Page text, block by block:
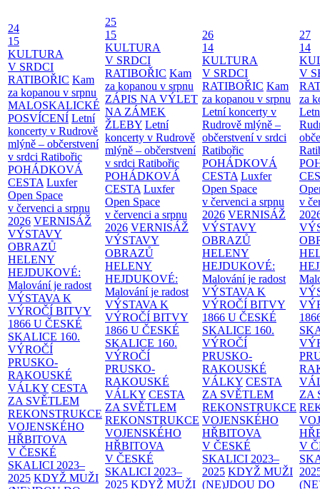
24
15
KULTURA
V SRDCI
RATIBOŘIC Kam
za kopanou v srpnu
MALOSKALICKÉ
POSVÍCENÍ Letní
koncerty v Rudrově
mlýně – občerstvení
v srdci Ratibořic
POHÁDKOVÁ
CESTA Luxfer
Open Space
v červenci a srpnu
2026 VERNISÁŽ
VÝSTAVY
OBRAZŮ
HELENY
HEJDUKOVÉ:
Malování je radost
VÝSTAVA K
VÝROČÍ BITVY
1866 U ČESKÉ
SKALICE 160.
VÝROČÍ
PRUSKO-
RAKOUSKÉ
VÁLKY CESTA
ZA SVĚTLEM
REKONSTRUKCE
VOJENSKÉHO
HŘBITOVA
V ČESKÉ
SKALICI 2023–
2025 KDYŽ MUŽI
25
15
KULTURA
V SRDCI
RATIBOŘIC Kam
za kopanou v srpnu
ZÁPIS NA VÝLET
NA ZÁMEK
ŽLEBY Letní
koncerty v Rudrově
mlýně – občerstvení
v srdci Ratibořic
POHÁDKOVÁ
CESTA Luxfer
Open Space
v červenci a srpnu
2026 VERNISÁŽ
VÝSTAVY
OBRAZŮ
HELENY
HEJDUKOVÉ:
Malování je radost
VÝSTAVA K
VÝROČÍ BITVY
1866 U ČESKÉ
SKALICE 160.
VÝROČÍ
PRUSKO-
RAKOUSKÉ
VÁLKY CESTA
ZA SVĚTLEM
REKONSTRUKCE
VOJENSKÉHO
HŘBITOVA
V ČESKÉ
SKALICI 2023–
2025 KDYŽ MUŽI
26
14
KULTURA
V SRDCI
RATIBOŘIC Kam
za kopanou v srpnu
Letní koncerty v
Rudrově mlýně –
občerstvení v srdci
Ratibořic
POHÁDKOVÁ
CESTA Luxfer
Open Space
v červenci a srpnu
2026 VERNISÁŽ
VÝSTAVY
OBRAZŮ
HELENY
HEJDUKOVÉ:
Malování je radost
VÝSTAVA K
VÝROČÍ BITVY
1866 U ČESKÉ
SKALICE 160.
VÝROČÍ
PRUSKO-
RAKOUSKÉ
VÁLKY CESTA
ZA SVĚTLEM
REKONSTRUKCE
VOJENSKÉHO
HŘBITOVA
V ČESKÉ
SKALICI 2023–
2025 KDYŽ MUŽI
(NE)JDOU DO
27
14
V
za
v
ZA
V